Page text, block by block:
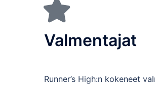
Valmentajat
Runner’s High:n kokeneet